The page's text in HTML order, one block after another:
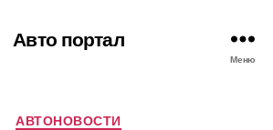
Авто портал
Меню
Рубрики
АВТОНОВОСТИ